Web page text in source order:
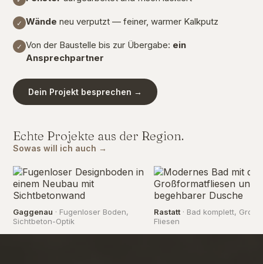
✓ Wände neu verputzt — feiner, warmer Kalkputz
✓ Von der Baustelle bis zur Übergabe: ein
Ansprechpartner
Dein Projekt besprechen →
Echte Projekte aus der Region.
Sowas will ich auch →
Gaggenau · Fugenloser Boden,
Sichtbeton-Optik
Rastatt · Bad komplett,
Fliesen